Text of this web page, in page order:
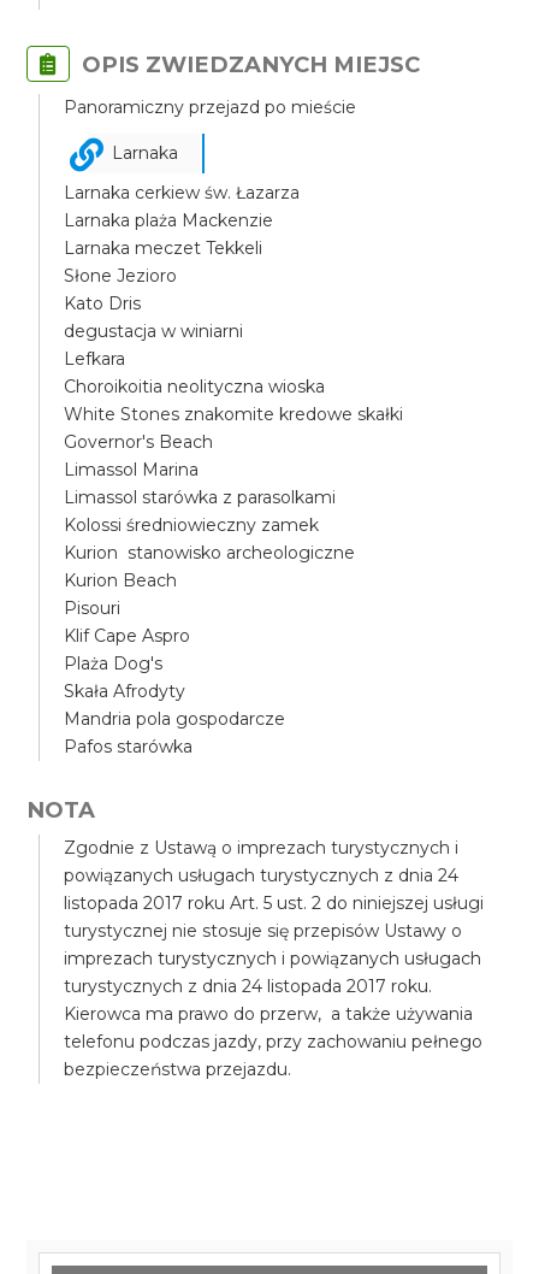
OPIS ZWIEDZANYCH MIEJSC
Panoramiczny przejazd po mieście
Larnaka
Larnaka cerkiew św. Łazarza
Larnaka plaża Mackenzie
Larnaka meczet Tekkeli
Słone Jezioro
Kato Dris
degustacja w winiarni
Lefkara
Choroikoitia neolityczna wioska
White Stones znakomite kredowe skałki
Governor's Beach
Limassol Marina
Limassol starówka z parasolkami
Kolossi średniowieczny zamek
Kurion stanowisko archeologiczne
Kurion Beach
Pisouri
Klif Cape Aspro
Plaża Dog's
Skała Afrodyty
Mandria pola gospodarcze
Pafos starówka
NOTA
Zgodnie z Ustawą o imprezach turystycznych i
powiązanych usługach turystycznych z dnia 24
listopada 2017 roku Art. 5 ust. 2 do niniejszej usługi
turystycznej nie stosuje się przepisów Ustawy o
imprezach turystycznych i powiązanych usługach
turystycznych z dnia 24 listopada 2017 roku.
Kierowca ma prawo do przerw, a także używania
telefonu podczas jazdy, przy zachowaniu pełnego
bezpieczeństwa przejazdu.